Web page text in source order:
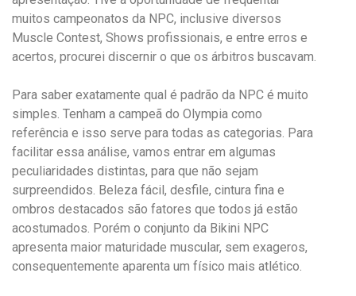
muitos campeonatos da NPC, inclusive diversos
Muscle Contest, Shows profissionais, e entre erros e
acertos, procurei discernir o que os árbitros buscavam.
Para saber exatamente qual é padrão da NPC é muito
simples. Tenham a campeã do Olympia como
referência e isso serve para todas as categorias. Para
facilitar essa análise, vamos entrar em algumas
peculiaridades distintas, para que não sejam
surpreendidos. Beleza fácil, desfile, cintura fina e
ombros destacados são fatores que todos já estão
acostumados. Porém o conjunto da Bikini NPC
apresenta maior maturidade muscular, sem exageros,
consequentemente aparenta um físico mais atlético.